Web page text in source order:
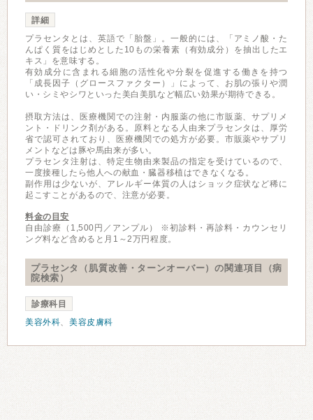
詳細
プラセンタとは、英語で「胎盤」。一般的には、「アミノ酸・た
んぱく質をはじめとした10もの栄養素（有効成分）を抽出したエ
キス」を意味する。
有効成分に含まれる細胞の活性化や分裂を促進する働きを持つ
「成長因子（グロースファクター）」によって、お肌の張りや潤
い・シミやシワといった美白美肌など幅広い効果が期待できる。
摂取方法は、医療機関での注射・内服薬の他に市販薬、サプリメ
ント・ドリンク剤がある。原料となる人由来プラセンタは、厚労
省で認可されており、医療機関での処方が必要。市販薬やサプリ
メントなどは豚や馬由来が多い。
プラセンタ注射は、特定生物由来製品の指定を受けているので、
一度接種したら他人への献血・臓器移植はできなくなる。
副作用は少ないが、アレルギー体質の人はショック症状など稀に
起こすことがあるので、注意が必要。
料金の目安
自由診療（1,500円／アンプル） ※初診料・再診料・カウンセリ
ング料など含めると月1～2万円程度。
プラセンタ（肌質改善・ターンオーバー）の関連項目（病
院検索）
診療科目
美容外科、美容皮膚科